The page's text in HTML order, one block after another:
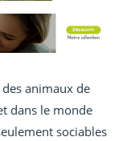
des animaux de
dans le monde
sociables